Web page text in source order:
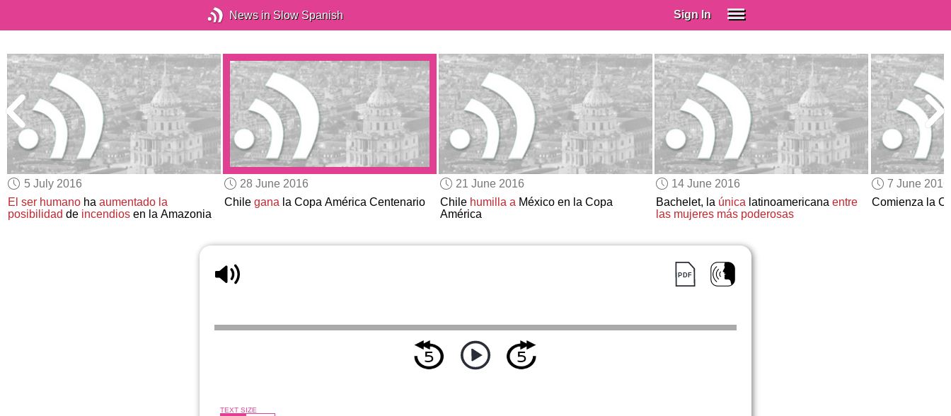
News in Slow Spanish Sign In
Spanish (Spain)
Spanish (Latino)
SUBSCRIBE
EDUCATIONAL LICENSES
GIFT CARDS
OTHER LANGUAGES
ABOUT US
5 July 2016
El ser humano haaumentado la
posibilidad de incendios en la Amazonia
28 June 2016
Chile ganala Copa América Centenario
21 June 2016
Chile humilla aMéxico en la Copa
América
14 June 2016
Bachelet, la únicalatinoamericana entre
las mujeres más poderosas
7 June 2016
Comienza la
TEXT SIZE